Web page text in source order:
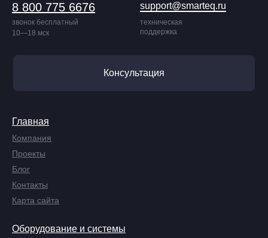
Главная
Компания
Проекты
Блог
Контакты
Оборудование и системы
8 800 775 6676
звонок бесплатный
10—18 мск
support@smarteq.ru
техническая
поддержка
Консультация
Карта сайта